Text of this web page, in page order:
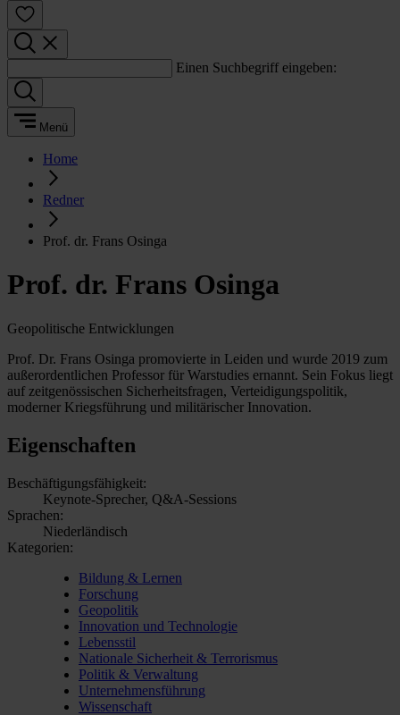
Einen Suchbegriff eingeben:
Menü
Home
Redner
Prof. dr. Frans Osinga
Prof. dr. Frans Osinga
Geopolitische Entwicklungen
Prof. Dr. Frans Osinga promovierte in Leiden und wurde 2019 zum
außerordentlichen Professor für Warstudies ernannt. Sein Fokus liegt
auf zeitgenössischen Sicherheitsfragen, Verteidigungspolitik,
moderner Kriegsführung und militärischer Innovation.
Eigenschaften
Beschäftigungsfähigkeit:
Keynote-Sprecher, Q&A-Sessions
Sprachen:
Niederländisch
Kategorien:
Bildung & Lernen
Forschung
Geopolitik
Innovation und Technologie
Lebensstil
Nationale Sicherheit & Terrorismus
Politik & Verwaltung
Unternehmensführung
Wissenschaft